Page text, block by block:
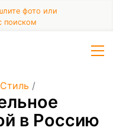
фото или
поиском
Стиль /
в Россию